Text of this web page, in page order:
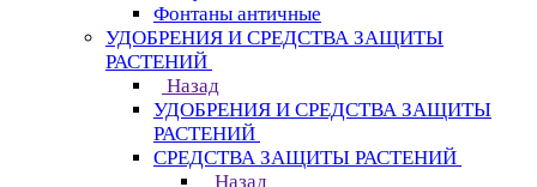
Фонтаны античные
УДОБРЕНИЯ И СРЕДСТВА ЗАЩИТЫ
РАСТЕНИЙ
Назад
УДОБРЕНИЯ И СРЕДСТВА ЗАЩИТЫ
РАСТЕНИЙ
СРЕДСТВА ЗАЩИТЫ РАСТЕНИЙ
Назад